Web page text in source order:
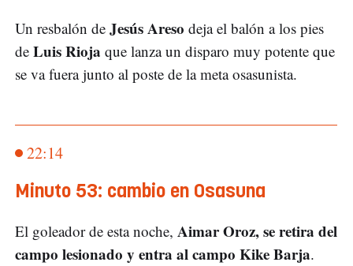
Un resbalón de Jesús Areso deja el balón a los pies
de Luis Rioja que lanza un disparo muy potente que
se va fuera junto al poste de la meta osasunista.
22:14
Minuto 53: cambio en Osasuna
El goleador de esta noche, Aimar Oroz, se retira del
campo lesionado y entra al campo Kike Barja.